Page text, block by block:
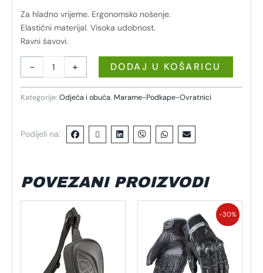
Za hladno vrijeme. Ergonomsko nošenje.
Elastični materijal. Visoka udobnost.
Ravni šavovi.
- + DODAJ U KOŠARICU
Kategorije: Odjeća i obuća, Marame-Podkape-Ovratnici
Podijeli na:
POVEZANI PROIZVODI
-30%
cijena
bila
je:
69,00 €.
Trenutna
cijena
je:
48,30 €.
Ovaj
proizvod
ima
više
varijanti.